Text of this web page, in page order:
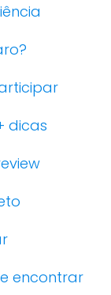
dicas
encontrar